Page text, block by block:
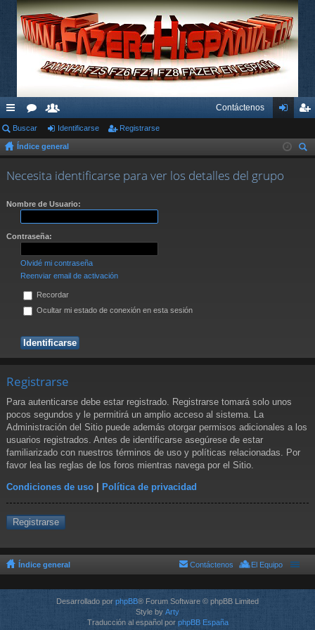
nl
ac
es
do
or
os
su
ari
os
Contáctenos
nti ist
Buscar Identificarse Registrarse
Índice general
Necesita identificarse para ver los detalles del grupo
Nombre de Usuario:
Contraseña:
Olvidé mi contraseña
Reenviar email de activación
Recordar
Ocultar mi estado de conexión en esta sesión
Registrarse
Para autenticarse debe estar registrado. Registrarse tomará solo unos
pocos segundos y le permitirá un amplio acceso al sistema. La
Administración del Sitio puede además otorgar permisos adicionales a los
usuarios registrados. Antes de identificarse asegúrese de estar
familiarizado con nuestros términos de uso y políticas relacionadas. Por
favor lea las reglas de los foros mientras navega por el Sitio.
Condiciones de uso | Política de privacidad
Registrarse
Índice general El Equipo
Contáctenos
Desarrollado por phpBB® Forum Software © phpBB Limited
Style by Arty
Traducción al español por phpBB España